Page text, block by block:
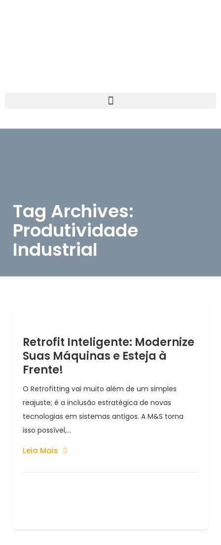
Tag Archives:
Produtividade
Industrial
Retrofit Inteligente: Modernize
Suas Máquinas e Esteja à
Frente!
O Retrofitting vai muito além de um simples
reajuste; é a inclusão estratégica de novas
tecnologias em sistemas antigos. A M&S torna
isso possível,...
Leia Mais